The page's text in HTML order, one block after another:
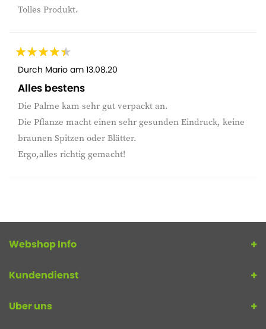
Tolles Produkt.
Durch Mario am 13.08.20
Alles bestens
Die Palme kam sehr gut verpackt an.
Die Pflanze macht einen sehr gesunden Eindruck, keine
braunen Spitzen oder Blätter.
Ergo,alles richtig gemacht!
Webshop Info
Kundendienst
Uber uns